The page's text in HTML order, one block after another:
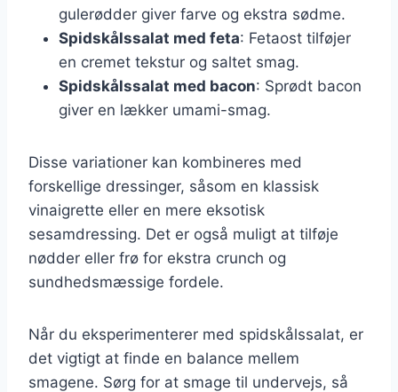
gulerødder giver farve og ekstra sødme.
Spidskålssalat med feta: Fetaost tilføjer
en cremet tekstur og saltet smag.
Spidskålssalat med bacon: Sprødt bacon
giver en lækker umami-smag.
Disse variationer kan kombineres med
forskellige dressinger, såsom en klassisk
vinaigrette eller en mere eksotisk
sesamdressing. Det er også muligt at tilføje
nødder eller frø for ekstra crunch og
sundhedsmæssige fordele.
Når du eksperimenterer med spidskålssalat, er
det vigtigt at finde en balance mellem
smagene. Sørg for at smage til undervejs, så